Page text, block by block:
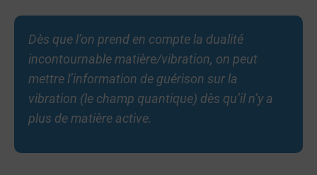
Dès que l’on prend en compte la dualité
incontournable matière/vibration, on peut
mettre l’information de guérison sur la
vibration (le champ quantique) dès qu’il n’y a
plus de matière active.